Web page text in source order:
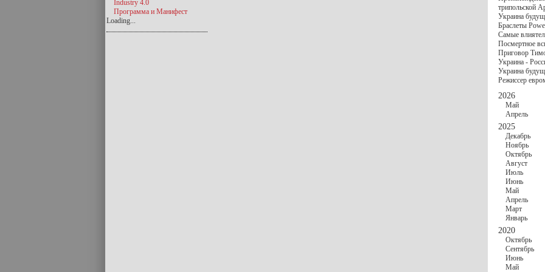
Industry 4.0
Программа и Манифест
Loading...
27 Ноября
Турции
17 Ноября
шестилетнего
16 Ноября
13 Ноября
10 Ноября
10 Ноября
особом статусе
03 Ноября
трипольской
Украина
Браслеты
Самые
Посмертное
Приговор
Украина -
Украина
Режиссер
2026
Май
Апрель
2025
Декабрь
Ноябрь
Октябрь
Август
Июль
Июнь
Май
Апрель
Март
Январь
2020
Октябрь
Сентябрь
Июнь
Май